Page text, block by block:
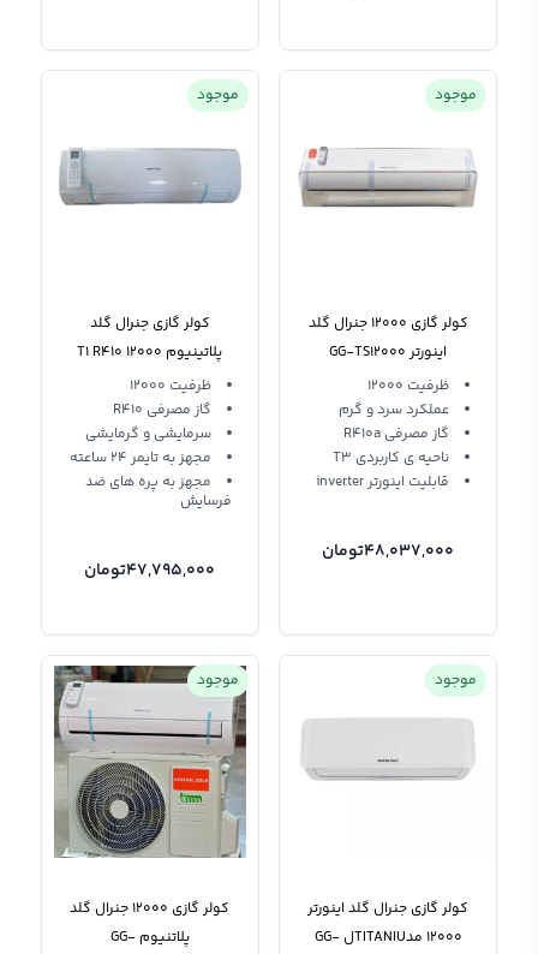
موجود
کولر گازی 12000 جنرال گلد
اینورتر GG-TS12000
تیتانیوم R410a
ظرفیت 12000
عملکرد سرد و گرم
گاز مصرفی R410a
ناحیه ی کاربردی T3
قابلیت اینورتر inverter
48,037,000تومان
موجود
کولر گازی جنرال گلد
پلاتینیوم 12000 T1 R410
GG-S12000 PLATINUM
ظرفیت 12000
گاز مصرفی R410
سرمایشی و گرمایشی
مجهز به تایمر 24 ساعته
مجهز به پره های ضد
فرسایش
47,795,000تومان
موجود
کولر گازی جنرال گلد اینورتر
12000 مدTITANIUل GG-
موجود
کولر گازی 12000 جنرال گلد
پلاتنیوم GG-